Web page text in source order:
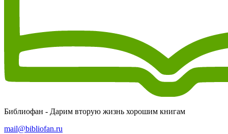
Библиофан - Дарим вторую жизнь хорошим книгам
mail@bibliofan.ru